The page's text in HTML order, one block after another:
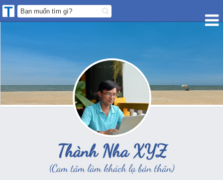
Thành Nha XYZ
(Cam tâm làm khách lạ bản thân)